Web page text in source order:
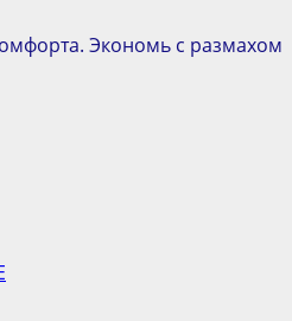
Экономь с размахом